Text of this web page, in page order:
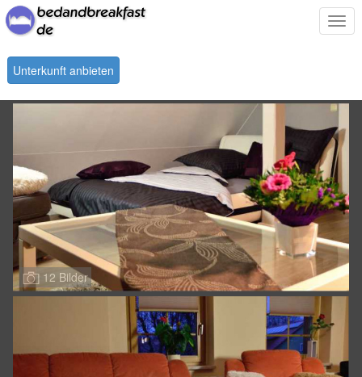
Unterkunft anbieten
12 Bilder